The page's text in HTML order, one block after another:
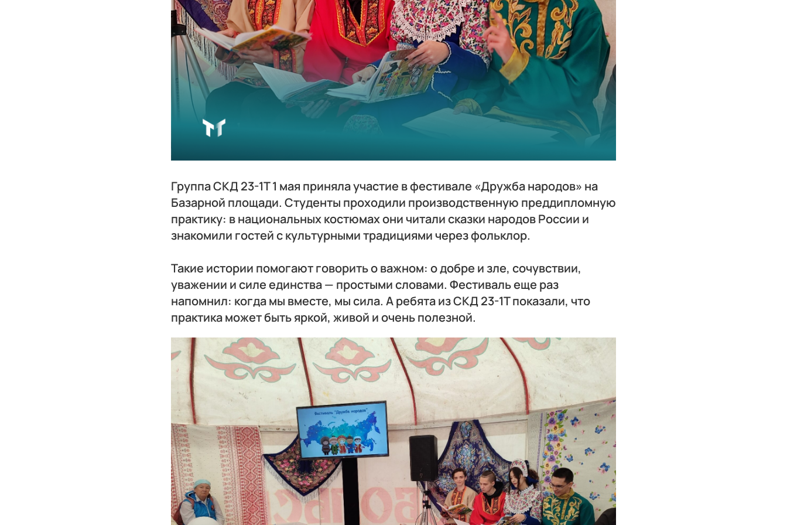
Группа СКД 23-1Т 1 мая приняла участие в фестивале «Дружба народов» на
Базарной площади. Студенты проходили производственную преддипломную
практику: в национальных костюмах они читали сказки народов России и
знакомили гостей с культурными традициями через фольклор.
Такие истории помогают говорить о важном: о добре и зле, сочувствии,
уважении и силе единства — простыми словами. Фестиваль еще раз
напомнил: когда мы вместе, мы сила. А ребята из СКД 23-1Т показали, что
практика может быть яркой, живой и очень полезной.